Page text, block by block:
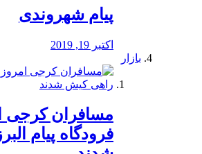
پیام شهروندی
اکتبر 19, 2019
بازار
مسافران کرجی
فرودگاه پیام